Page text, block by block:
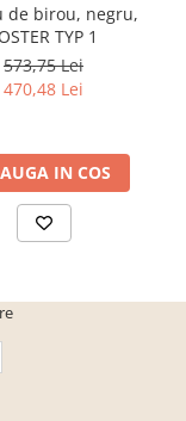
de birou, negru,
TYP 1
573,75 Lei
470,48 Lei
IN COS